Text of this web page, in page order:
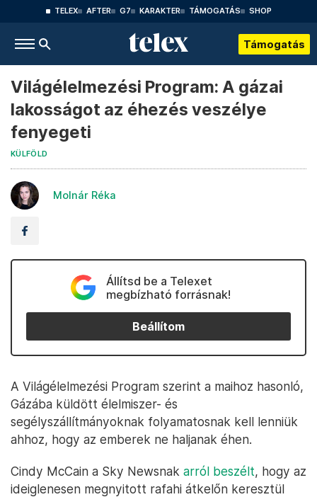
TELEX AFTER G7 KARAKTER TÁMOGATÁS SHOP
Támogatás
Világélelmezési Program: A gázai
lakosságot az éhezés veszélye
fenyegeti
KÜLFÖLD
Molnár Réka
Állítsd be a Telexet
megbízható forrásnak!
Beállítom
A Világélelmezési Program szerint a maihoz hasonló,
Gázába küldött élelmiszer- és
segélyszállítmányoknak folyamatosnak kell lenniük
ahhoz, hogy az emberek ne haljanak éhen.
Cindy McCain a Sky Newsnak arról beszélt, hogy az
ideiglenesen megnyitott rafahi átkelőn keresztül